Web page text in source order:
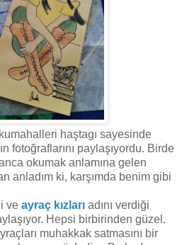
haştagı sayesinde
fotoğraflarını paylaşıyordu. Birde
okumak anlamına gelen
anladım ki, karşımda benim gibi
ve ayraç kızları adını verdiği
Hepsi birbirinden güzel.
muhakkak satmasını bir